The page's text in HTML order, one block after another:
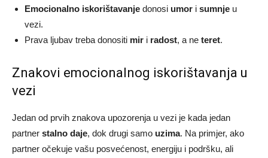
Emocionalno iskorištavanje donosi umor i sumnje u
vezi.
Prava ljubav treba donositi mir i radost, a ne teret.
Znakovi emocionalnog iskorištavanja u
vezi
Jedan od prvih znakova upozorenja u vezi je kada jedan
partner stalno daje, dok drugi samo uzima. Na primjer, ako
partner očekuje vašu posvećenost, energiju i podršku, ali